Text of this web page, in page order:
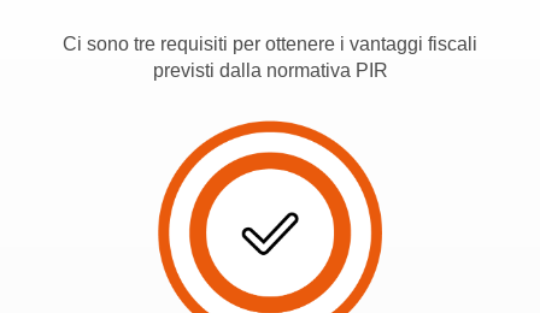
Ci sono tre requisiti per ottenere i vantaggi fiscali
previsti dalla normativa PIR